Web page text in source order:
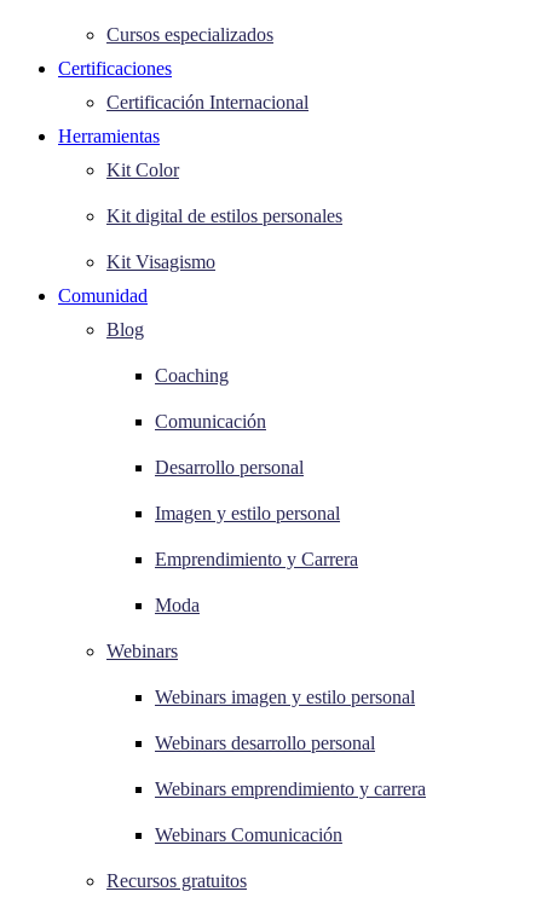
Cursos especializados
Certificaciones
Certificación Internacional
Herramientas
Kit Color
Kit digital de estilos personales
Kit Visagismo
Comunidad
Blog
Coaching
Comunicación
Desarrollo personal
Imagen y estilo personal
Emprendimiento y Carrera
Moda
Webinars
Webinars imagen y estilo personal
Webinars desarrollo personal
Webinars emprendimiento y carrera
Webinars Comunicación
Recursos gratuitos